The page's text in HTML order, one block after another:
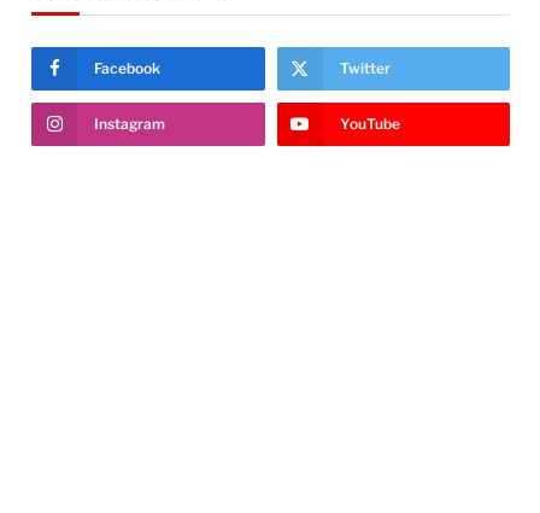
Facebook Twitter
Instagram YouTube